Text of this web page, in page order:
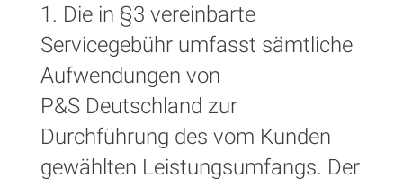
1. Die in §3 vereinbarte
Servicegebühr umfasst sämtliche
Aufwendungen von
P&S Deutschland zur
Durchführung des vom Kunden
gewählten Leistungsumfangs. Der